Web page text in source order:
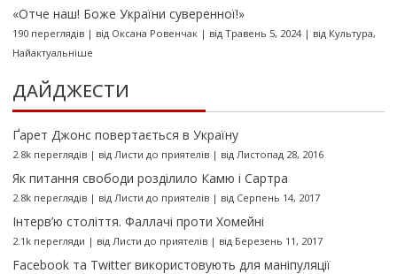
«Отче наш! Боже України суверенної!»
190 переглядів| від Оксана Ровенчак| від Травень 5, 2024| від Культура,
Найактуальніше
ДАЙДЖЕСТИ
Ґарет Джонс повертається в Україну
2.8k переглядів| від Листи до приятелів| від Листопад 28, 2016
Як питання свободи розділило Камю і Сартра
2.8k переглядів| від Листи до приятелів| від Серпень 14, 2017
Інтерв’ю століття. Фаллачі проти Хомейні
2.1k перегляди | від Листи до приятелів| від Березень 11, 2017
Facebook та Twitter використовують для маніпуляції